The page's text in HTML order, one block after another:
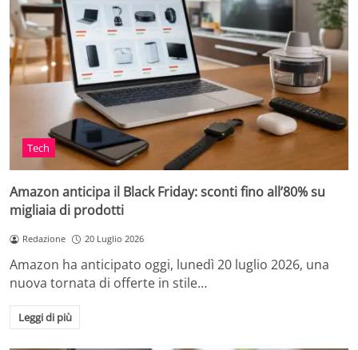
Tech
Amazon anticipa il Black Friday: sconti fino all’80% su
migliaia di prodotti
Redazione 20 Luglio 2026
Amazon ha anticipato oggi, lunedì 20 luglio 2026, una
nuova tornata di offerte in stile…
Leggi di più